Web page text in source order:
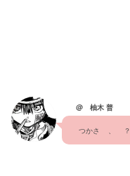
@ 柚木 普
つかさ    、    ？